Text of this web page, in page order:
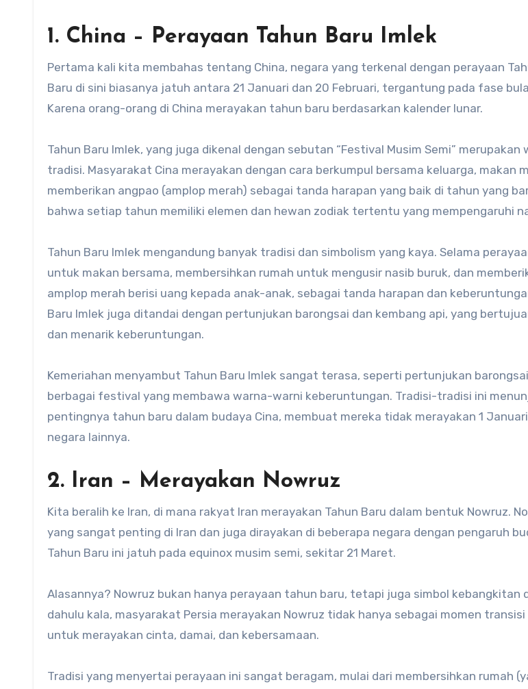
1. China – Perayaan Tahun Baru Imlek
Pertama kali kita membahas tentang China, negara yang terkenal dengan perayaan
Baru di sini biasanya jatuh antara 21 Januari dan 20 Februari, tergantung pada fase
Karena orang-orang di China merayakan tahun baru berdasarkan kalender lunar.
Tahun Baru Imlek, yang juga dikenal dengan sebutan “Festival Musim Semi” merupakan
tradisi. Masyarakat Cina merayakan dengan cara berkumpul bersama keluarga, makan
memberikan angpao (amplop merah) sebagai tanda harapan yang baik di tahun yang
bahwa setiap tahun memiliki elemen dan hewan zodiak tertentu yang mempengaruhi
Tahun Baru Imlek mengandung banyak tradisi dan simbolism yang kaya. Selama
untuk makan bersama, membersihkan rumah untuk mengusir nasib buruk, dan
amplop merah berisi uang kepada anak-anak, sebagai tanda harapan dan
Baru Imlek juga ditandai dengan pertunjukan barongsai dan kembang api, yang
dan menarik keberuntungan.
Kemeriahan menyambut Tahun Baru Imlek sangat terasa, seperti pertunjukan
berbagai festival yang membawa warna-warni keberuntungan. Tradisi-tradisi ini
pentingnya tahun baru dalam budaya Cina, membuat mereka tidak merayakan 1
negara lainnya.
2. Iran – Merayakan Nowruz
Kita beralih ke Iran, di mana rakyat Iran merayakan Tahun Baru dalam bentuk Nowruz.
yang sangat penting di Iran dan juga dirayakan di beberapa negara dengan pengaruh
Tahun Baru ini jatuh pada equinox musim semi, sekitar 21 Maret.
Alasannya? Nowruz bukan hanya perayaan tahun baru, tetapi juga simbol kebangkitan
dahulu kala, masyarakat Persia merayakan Nowruz tidak hanya sebagai momen
untuk merayakan cinta, damai, dan kebersamaan.
Tradisi yang menyertai perayaan ini sangat beragam, mulai dari membersihkan rumah